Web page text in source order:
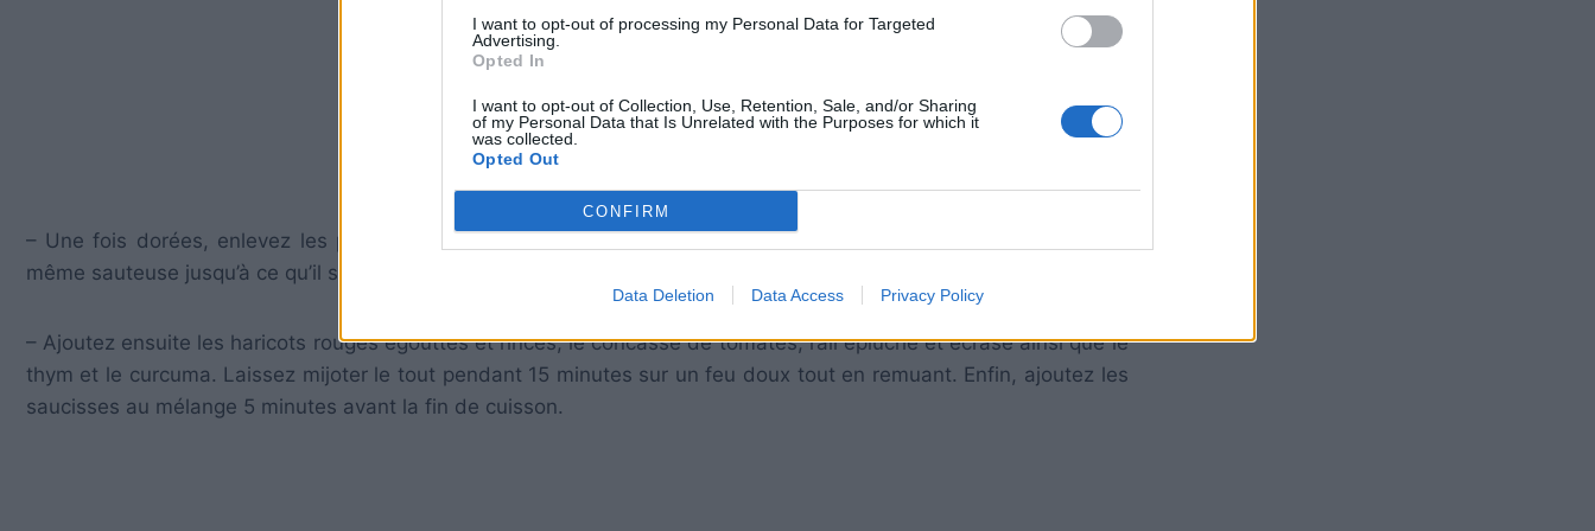
I want to opt-out of processing my Personal Data for Targeted
Advertising.
Opted In
I want to opt-out of Collection, Use, Retention, Sale, and/or Sharing
of my Personal Data that Is Unrelated with the Purposes for which it
was collected.
Opted Out
CONFIRM
Data Deletion Data Access Privacy Policy
– Une fois dorées, enlevez les puis ajoutez un peu d’huile d’olive et faites revenir votre oignon émincé, dans la
même sauteuse jusqu’à ce qu’il soit translucide.
– Ajoutez ensuite les haricots rouges égouttés et rincés, le concassé de tomates, l’ail épluché et écrasé ainsi que le
thym et le curcuma. Laissez mijoter le tout pendant 15 minutes sur un feu doux tout en remuant. Enfin, ajoutez les
saucisses au mélange 5 minutes avant la fin de cuisson.